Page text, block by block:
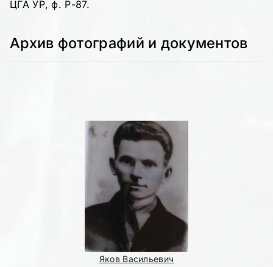
ЦГА УР, ф. Р-87.
Архив фотографий и документов
Яков Васильевич